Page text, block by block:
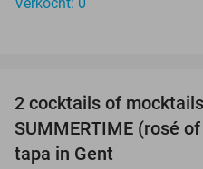
2 cocktails of
SUMMERTIME (rosé
tapa in Gent